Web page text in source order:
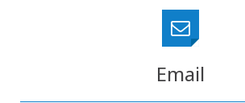
Email